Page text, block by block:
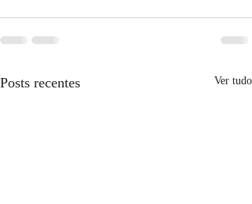
Posts recentes Ver tudo